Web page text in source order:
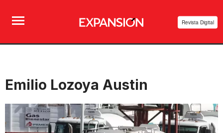
Revista Digital
Emilio Lozoya Austin